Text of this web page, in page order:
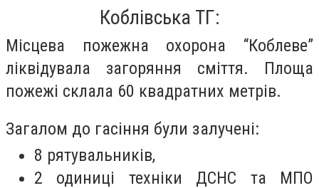
Коблівська ТГ:
Місцева пожежна охорона “Коблеве”
ліквідувала загоряння сміття. Площа
пожежі склала 60 квадратних метрів.
Загалом до гасіння були залучені:
8 рятувальників,
2 одиниці техніки ДСНС та МПО